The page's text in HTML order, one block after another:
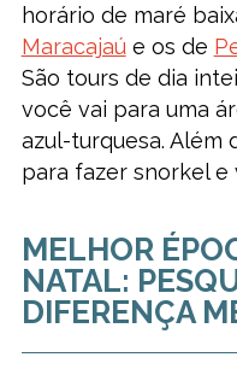
horário de maré
Maracajaúe os de
São tours de dia
você vai para uma
azul-turquesa. Além
para fazer snorkel e
MELHOR
NATAL:
DIFERENÇA